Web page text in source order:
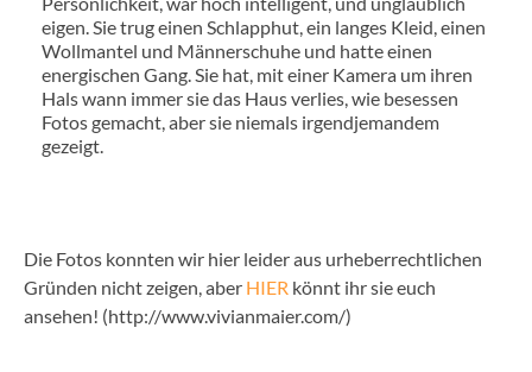
eigen. Sie trug einen Schlapphut, ein langes Kleid, einen
Wollmantel und Männerschuhe und hatte einen
energischen Gang. Sie hat, mit einer Kamera um ihren
Hals wann immer sie das Haus verlies, wie besessen
Fotos gemacht, aber sie niemals irgendjemandem
gezeigt.
Die Fotos konnten wir hier leider aus urheberrechtlichen
Gründen nicht zeigen, aber HIER könnt ihr sie euch
ansehen! (http://www.vivianmaier.com/)